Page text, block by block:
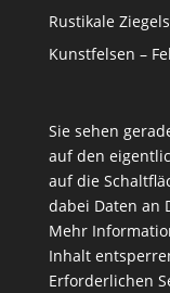
Rustikale
Kunstfelsen –
Sie sehen
auf den
auf die
dabei Daten an
Mehr
Inhalt
Erforderlichen